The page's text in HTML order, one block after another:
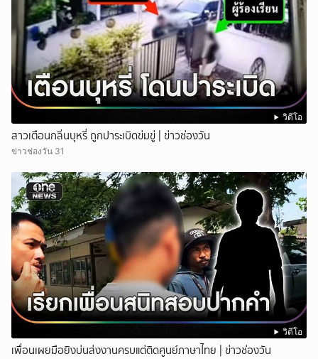
วิดีโอ
สาวเตือนกลิ่นบุหรี่ ถูกปาระเบิดข่มขู่ | ข่าวช่องวัน
ข่าวช่องวัน 31
วิดีโอ
เพื่อนเผยมือยิงบ่นส่งงานครบแต่ติดศูนย์ภาษาไทย | ข่าวช่องวัน